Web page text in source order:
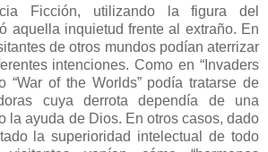
Ficción, utilizando la figura del
aquella inquietud frente al extraño. En
de otros mundos podían aterrizar
intenciones. Como en “Invaders
“War of the Worlds” podía tratarse de
cuya derrota dependía de una
la ayuda de Dios. En otros casos, dado
la superioridad intelectual de todo